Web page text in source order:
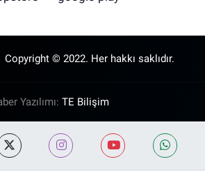
Copyright © 2022. Her hakkı saklıdır.
Yazılımı: TE Bilişim